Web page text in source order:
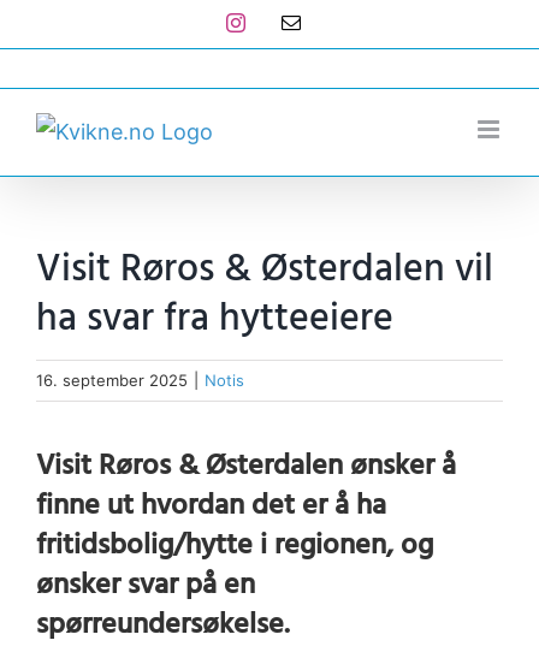
to
content
Instagram
E-
Visit Røros & Østerdalen vil
ha svar fra hytteeiere
16. september 2025 Notis
Visit Røros & Østerdalen ønsker å
finne ut hvordan det er å ha
fritidsbolig/hytte i regionen, og
ønsker svar på en
spørreundersøkelse.